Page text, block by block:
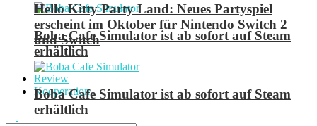
Boba Cafe Simulator ist ab sofort auf Steam
erhältlich
Review
Kooperation
Hello Kitty Party Land: Neues Partyspiel
erscheint im Oktober für Nintendo Switch 2
und Switch
Boba Cafe Simulator ist ab sofort auf Steam
erhältlich